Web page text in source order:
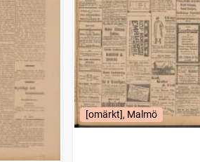
[omärkt], Malmö